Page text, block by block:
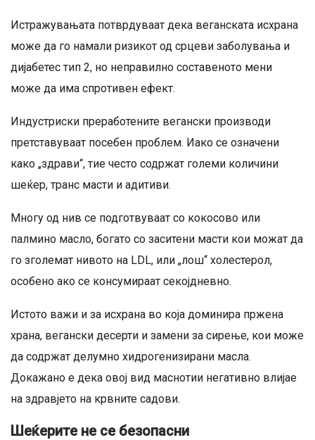
Истражувањата потврдуваат дека веганската исхрана
може да го намали ризикот од срцеви заболувања и
дијабетес тип 2, но неправилно составеното мени
може да има спротивен ефект.
Индустриски преработените вегански производи
претставуваат посебен проблем. Иако се означени
како „здрави“, тие често содржат големи количини
шеќер, транс масти и адитиви.
Многу од нив се подготвуваат со кокосово или
палмино масло, богато со заситени масти кои можат да
го зголемат нивото на LDL, или „лош“ холестерол,
особено ако се консумираат секојдневно.
Истото важи и за исхрана во која доминира пржена
храна, вегански десерти и замени за сирење, кои може
да содржат делумно хидрогенизирани масла.
Докажано е дека овој вид маснотии негативно влијае
на здравјето на крвните садови.
Шеќерите не се безопасни